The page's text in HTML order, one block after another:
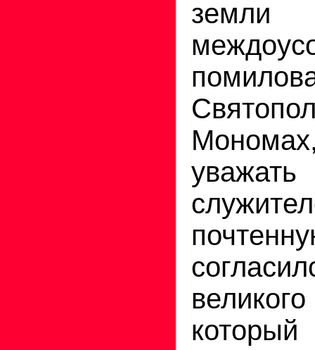
земли